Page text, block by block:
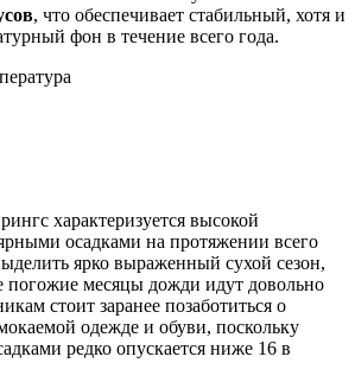
, что обеспечивает стабильный, хотя и
фон в течение всего года.
характеризуется высокой
осадками на протяжении всего
ярко выраженный сухой сезон,
погожие месяцы дожди идут довольно
стоит заранее позаботиться о
одежде и обуви, поскольку
редко опускается ниже 16 в